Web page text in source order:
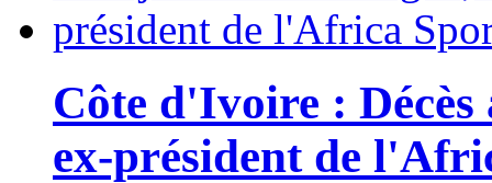
Côte d'Ivoire :
ex-président de